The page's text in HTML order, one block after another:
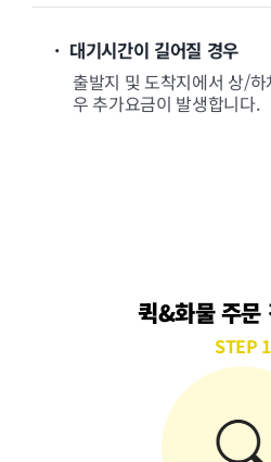
· 대기시간이 길어질 경우
출발지 및 도착지에서 상/
우 추가요금이 발생합니다.
퀵&화물 주문
STEP 1